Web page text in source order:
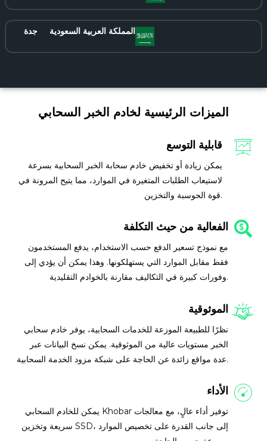
جدة المملكة العربية السعودية
الميزات الرئيسية لخادم الخبر السحابي
قابلية التوسع
يمكن زيادة أو تخفيض خادم سحابة الخبر السحابية بسرعة
لاستيعاب الطلبات المتغيرة في الموارد، مما يتيح المرونة في
قوة الحوسبة والتخزين.
الفعالية من حيث التكلفة
مع نموذج تسعير الدفع حسب الاستخدام، يدفع المستخدمون
فقط مقابل الموارد التي يستهلكونها. وهذا يمكن أن يؤدي إلى
وفورات كبيرة في التكاليف مقارنة بالخوادم التقليدية.
الموثوقية
نظرًا للطبيعة الموزعة للخدمات السحابية، يوفر خادم سحابي
الخبر مستويات عالية من الموثوقية. يمكن نسخ البيانات عبر
عدة مواقع زائدة عن الحاجة على شبكة مزود الخدمة السحابية.
الأداء
يمكن للخادم السحابي Khobar توفير أداء عالٍ، مع معالجات
سريعة وتخزين SSD، إلى جانب القدرة على تخصيص الموارد